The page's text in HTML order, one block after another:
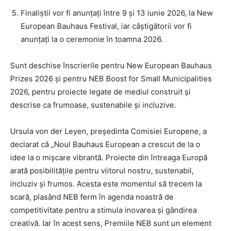
Finaliștii vor fi anunțați între 9 și 13 iunie 2026, la New
European Bauhaus Festival, iar câștigătorii vor fi
anunțați la o ceremonie în toamna 2026.
Sunt deschise înscrierile pentru New European Bauhaus
Prizes 2026 și pentru NEB Boost for Small Municipalities
2026, pentru proiecte legate de mediul construit și
descrise ca frumoase, sustenabile și incluzive.
Ursula von der Leyen, președinta Comisiei Europene, a
declarat că „Noul Bauhaus European a crescut de la o
idee la o mișcare vibrantă. Proiecte din întreaga Europă
arată posibilitățile pentru viitorul nostru, sustenabil,
incluziv și frumos. Acesta este momentul să trecem la
scară, plasând NEB ferm în agenda noastră de
competitivitate pentru a stimula inovarea și gândirea
creativă. Iar în acest sens, Premiile NEB sunt un element